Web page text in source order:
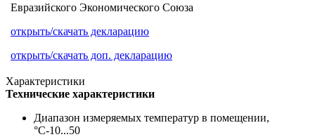
Евразийского Экономического Союза
открыть/скачать декларацию
открыть/скачать доп. декларацию
Характеристики
Технические характеристики
Диапазон измеряемых температур в помещении,
°С-10...50